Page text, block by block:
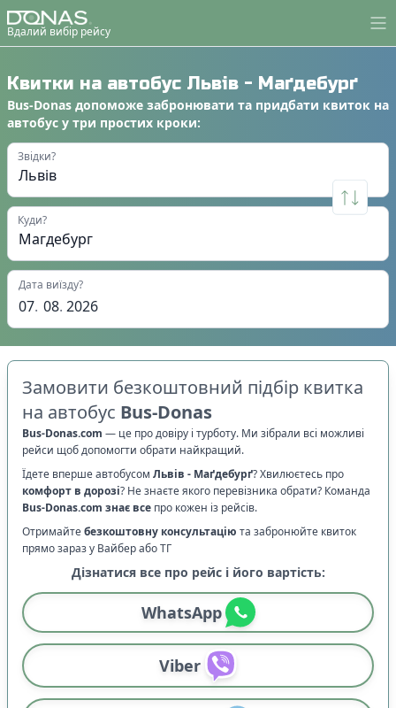
Вдалий вибір рейсу
Квитки на автобус Львів - Маґдебурґ
Bus-Donas допоможе забронювати та придбати квиток на
автобус у три простих кроки:
Звідки?
Куди?
Дата виїзду?
07. 08. 2026
Замовити безкоштовний підбір квитка
на автобус Bus-Donas
Bus-Donas.com — це про довіру і турботу. Ми зібрали всі можливі
рейси щоб допомогти обрати найкращий.
Їдете вперше автобусом Львів - Маґдебурґ? Хвилюєтесь про
комфорт в дорозі? Не знаєте якого перевізника обрати? Команда
Bus-Donas.com знає все про кожен із рейсів.
Отримайтебезкоштовну консультацію та забронюйте квиток
прямо зараз у Вайбер або ТГ
Дізнатися все про рейс і його вартість:
WhatsApp
Viber